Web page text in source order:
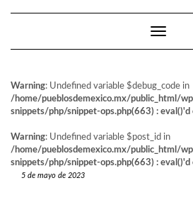
Cambiar
Warning: Undefined variable $debug_code in
/home/pueblosdemexico.mx/public_html/
snippets/php/snippet-ops.php(663) : eval()'d
Warning: Undefined variable $post_id in
/home/pueblosdemexico.mx/public_html/
snippets/php/snippet-ops.php(663) : eval()'d
5 de mayo de 2023